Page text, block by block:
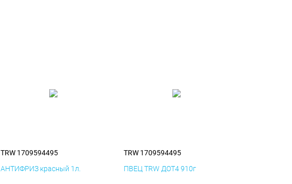
TRW 1709594495
АНТИФРИЗ красный 1л.
TRW 1709594495
ПВЕЦ TRW ДОТ4 910г